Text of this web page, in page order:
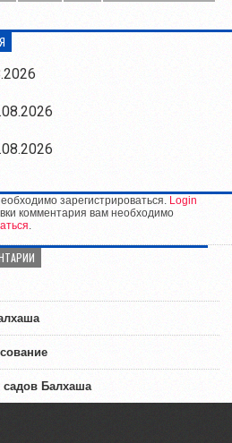
зарегистрироваться. Login
комментария вам необходимо
.
садов Балхаша